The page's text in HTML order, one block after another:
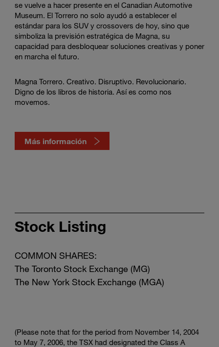
se vuelve a hacer presente en el Canadian Automotive
Museum. El Torrero no solo ayudó a establecer el
estándar para los SUV y crossovers de hoy, sino que
simboliza la previsión estratégica de Magna, su
capacidad para desbloquear soluciones creativas y poner
en marcha el futuro.
Magna Torrero. Creativo. Disruptivo. Revolucionario.
Digno de los libros de historia. Así es como nos
movemos.
here
Más información
Stock Listing
COMMON SHARES:
The Toronto Stock Exchange (MG)
The New York Stock Exchange (MGA)
(Please note that for the period from November 14, 2004
to May 7, 2006, the TSX had designated the Class A